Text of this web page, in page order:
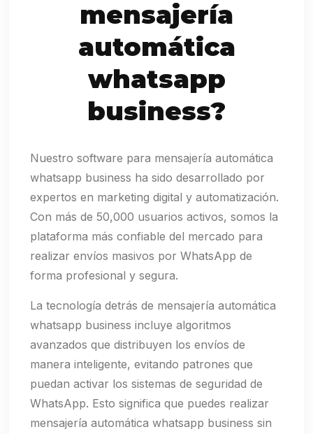
mensajería
automática
whatsapp
business?
Nuestro software para mensajería automática
whatsapp business ha sido desarrollado por
expertos en marketing digital y automatización.
Con más de 50,000 usuarios activos, somos la
plataforma más confiable del mercado para
realizar envíos masivos por WhatsApp de
forma profesional y segura.
La tecnología detrás de mensajería automática
whatsapp business incluye algoritmos
avanzados que distribuyen los envíos de
manera inteligente, evitando patrones que
puedan activar los sistemas de seguridad de
WhatsApp. Esto significa que puedes realizar
mensajería automática whatsapp business sin